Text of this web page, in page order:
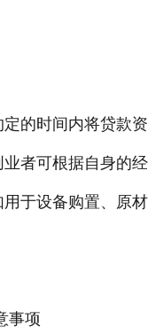
的时间内将贷款资
者可根据自身的经
于设备购置、原材
事项